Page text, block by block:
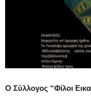
Ο Σύλλογος “Φίλοι